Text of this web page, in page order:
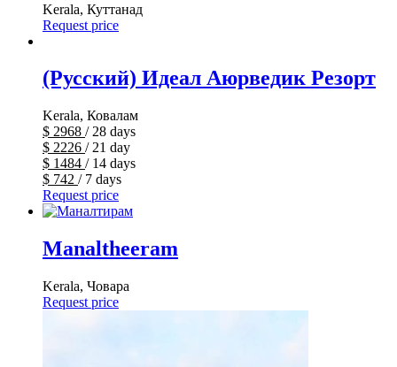
Kerala, Куттанад
Request price
(Русский) Идеал Аюрведик Резорт
Kerala, Ковалам
$ 2968 / 28 days
$ 2226 / 21 day
$ 1484 / 14 days
$ 742 / 7 days
Request price
Manaltheeram
Kerala, Човара
Request price